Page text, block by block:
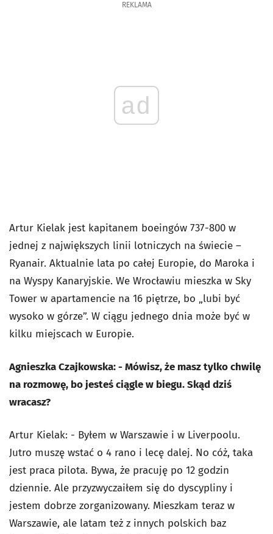
REKLAMA
ad
Artur Kielak jest kapitanem boeingów 737-800 w
jednej z największych linii lotniczych na świecie –
Ryanair. Aktualnie lata po całej Europie, do Maroka i
na Wyspy Kanaryjskie. We Wrocławiu mieszka w Sky
Tower w apartamencie na 16 piętrze, bo „lubi być
wysoko w górze”. W ciągu jednego dnia może być w
kilku miejscach w Europie.
Agnieszka Czajkowska: - Mówisz, że masz tylko chwilę
na rozmowę, bo jesteś ciągle w biegu. Skąd dziś
wracasz?
Artur Kielak: - Byłem w Warszawie i w Liverpoolu.
Jutro muszę wstać o 4 rano i lecę dalej. No cóż, taka
jest praca pilota. Bywa, że pracuję po 12 godzin
dziennie. Ale przyzwyczaiłem się do dyscypliny i
jestem dobrze zorganizowany. Mieszkam teraz w
Warszawie, ale latam też z innych polskich baz